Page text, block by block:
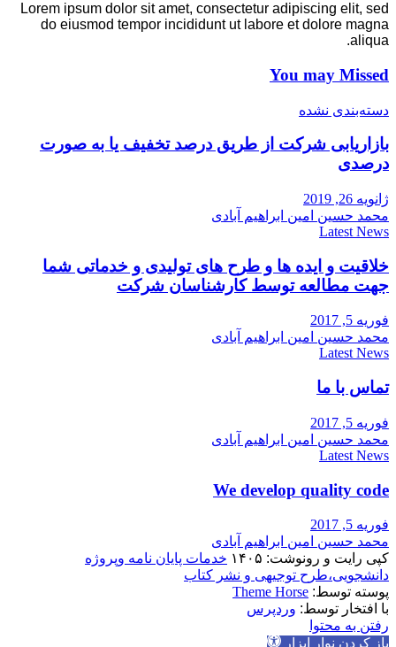
Lorem ipsum dolor sit amet, consectetur adipiscing elit, sed
do eiusmod tempor incididunt ut labore et dolore magna
aliqua.
You may Missed
دسته‌بندی نشده
بازاریابی شرکت از طریق درصد تخفیف یا به صورت
درصدی
ژانویه 26, 2019
محمد حسین امین ابراهیم آبادی
Latest News
خلاقیت و ایده ها و طرح های تولیدی و خدماتی شما
جهت مطالعه توسط کارشناسان شرکت
فوریه 5, 2017
محمد حسین امین ابراهیم آبادی
Latest News
تماس با ما
فوریه 5, 2017
محمد حسین امین ابراهیم آبادی
Latest News
We develop quality code
فوریه 5, 2017
محمد حسین امین ابراهیم آبادی
کپی رایت و رونوشت: ۱۴۰۵
خدمات پایان نامه وپروژه
دانشجویی،طرح توجیهی و نشر کتاب
پوسته توسط: Theme Horse
با افتخار توسط: وردپرس
رفتن به محتوا
باز کردن نوار ابزار